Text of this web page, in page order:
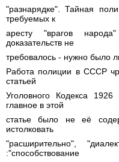
"разнарядке". Тайная
требуемых к
аресту "врагов
доказательств не
требовалось - нужно было
Работа полиции в СССР
статьей
Уголовного Кодекса
главное в этой
статье было не её
истолковать
"расширительно",
:"способствование